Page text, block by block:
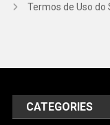
Termos de Uso do
CATEGORIES